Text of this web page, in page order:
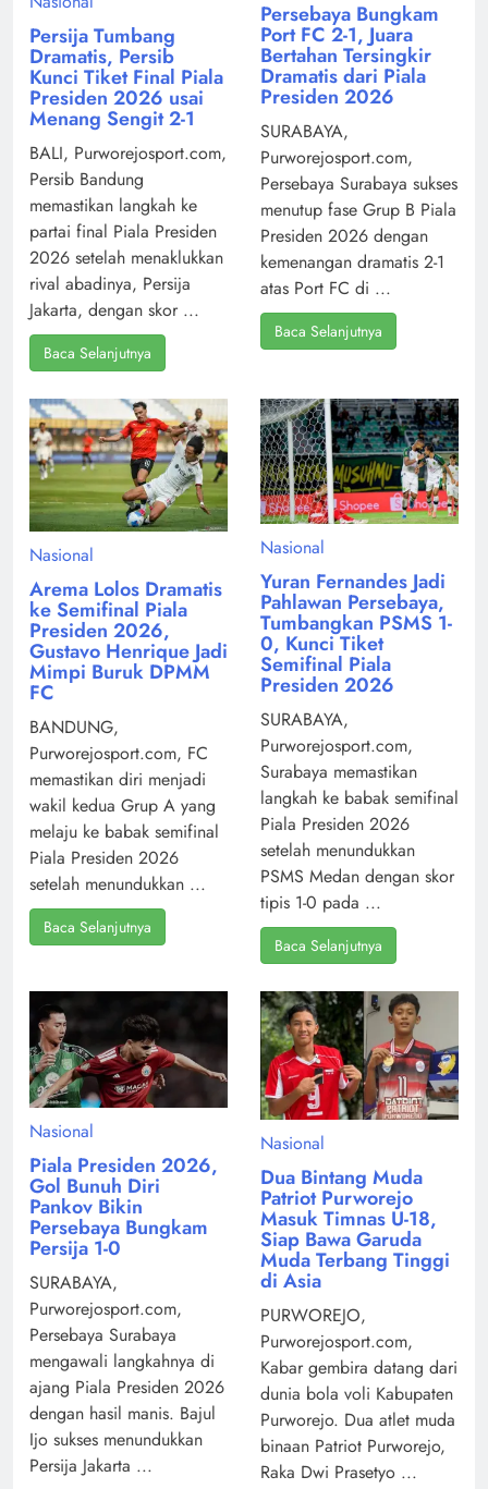
Persija Tumbang
Dramatis, Persib
Kunci Tiket Final Piala
Presiden 2026 usai
Menang Sengit 2-1
BALI, Purworejosport.com,
Persib Bandung
memastikan langkah ke
partai final Piala Presiden
2026 setelah menaklukkan
rival abadinya, Persija
Jakarta, dengan skor ...
Baca Selanjutnya
Persebaya Bungkam
Port FC 2-1, Juara
Bertahan Tersingkir
Dramatis dari Piala
Presiden 2026
SURABAYA,
Purworejosport.com,
Persebaya Surabaya sukses
menutup fase Grup B Piala
Presiden 2026 dengan
kemenangan dramatis 2-1
atas Port FC di ...
Baca Selanjutnya
Nasional
Arema Lolos Dramatis
ke Semifinal Piala
Presiden 2026,
Gustavo Henrique Jadi
Mimpi Buruk DPMM
FC
BANDUNG,
Purworejosport.com, FC
memastikan diri menjadi
wakil kedua Grup A yang
melaju ke babak semifinal
Piala Presiden 2026
setelah menundukkan ...
Baca Selanjutnya
Nasional
Yuran Fernandes Jadi
Pahlawan Persebaya,
Tumbangkan PSMS 1-
0, Kunci Tiket
Semifinal Piala
Presiden 2026
SURABAYA,
Purworejosport.com,
Surabaya memastikan
langkah ke babak semifinal
Piala Presiden 2026
setelah menundukkan
PSMS Medan dengan skor
tipis 1-0 pada ...
Baca Selanjutnya
Nasional
Piala Presiden 2026,
Gol Bunuh Diri
Pankov Bikin
Persebaya Bungkam
Persija 1-0
SURABAYA,
Purworejosport.com,
Persebaya Surabaya
mengawali langkahnya di
ajang Piala Presiden 2026
dengan hasil manis. Bajul
Ijo sukses menundukkan
Persija Jakarta ...
Nasional
Dua Bintang Muda
Patriot Purworejo
Masuk Timnas U-18,
Siap Bawa Garuda
Muda Terbang Tinggi
di Asia
PURWOREJO,
Purworejosport.com,
Kabar gembira datang dari
dunia bola voli Kabupaten
Purworejo. Dua atlet muda
binaan Patriot Purworejo,
Raka Dwi Prasetyo ...